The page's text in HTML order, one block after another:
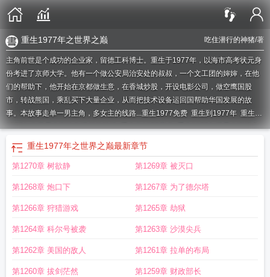
吃住潜行的神猪/著
重生1977年之世界之巅
主角前世是个成功的企业家，留德工科博士。重生于1977年，以海市高考状元身
份考进了京师大学。他有一个做公安局治安处的叔叔，一个文工团的婶婶，在他
们的帮助下，他开始在京都做生意，在香城炒股，开设电影公司，做空鹰国股
市，转战熊国，乘乱买下大量企业，从而把技术设备运回国帮助华国发展的故
事。本故事走单一男主角，多女主的线路...重生1977免费 重生到1977年 重生
1977年之世界之巅吃住潜行的神猪重生之1977高考重生1977年世界之巅峰免
费阅读重生1977顶点 重生之1977 重生1977笔趣阁
文 重生1977年之世界之巅TXT
无弹窗重生1977玩主 主角重生1977年的重生77年 重生1977年之世界之巅峰
作者吃住潜行的神猪
笔趣阁重生之1977重生1977年之世界之巅_
界之巅 大枭雄重生1977之高考顶点
重生1977年之世界之巅最新章节免费阅
生1977年重生站在世界之巅 重生1977之世界首富重生之1977全文阅读
1977年笔趣阁重生之1977年的 重生1977从分家开始全文阅读
养娃免费阅读重生1977之高考 重生在1977年的重生之77年高考
重生1977年之世界之巅最新章节
第1270章 树欲静 第1269章 被灭口
第1268章 炮口下 第1267章 为了德尔塔
第1266章 狩猎游戏 第1265章 劫狱
第1264章 科尔号被袭 第1263章 沙漠尖兵
第1262章 美国的敌人 第1261章 拉单的布局
第1260章 拔剑茫然 第1259章 财政部长